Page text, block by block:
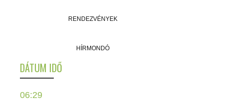
RENDEZVÉNYEK
HÍRMONDÓ
DÁTUM IDŐ
06:29